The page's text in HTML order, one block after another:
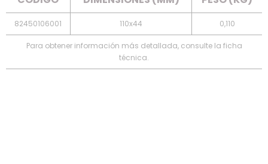
82450106001 110x44 0,110
Para obtener información más detallada, consulte la ficha
técnica.